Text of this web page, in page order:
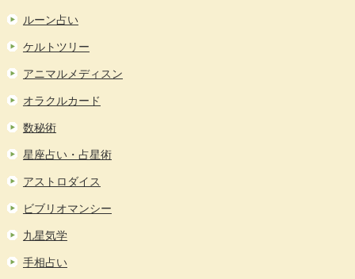
ルーン占い
ケルトツリー
アニマルメディスン
オラクルカード
数秘術
星座占い・占星術
アストロダイス
ビブリオマンシー
九星気学
手相占い